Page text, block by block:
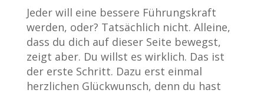
Jeder will eine bessere Führungskraft
werden, oder? Tatsächlich nicht. Alleine,
dass du dich auf dieser Seite bewegst,
zeigt aber. Du willst es wirklich. Das ist
der erste Schritt. Dazu erst einmal
herzlichen Glückwunsch, denn du hast